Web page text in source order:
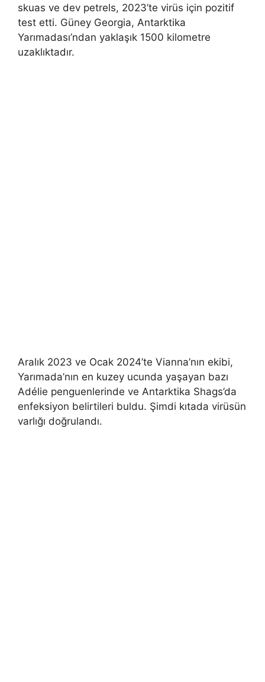
skuas ve dev petrels, 2023’te virüs için pozitif
test etti. Güney Georgia, Antarktika
Yarımadası’ndan yaklaşık 1500 kilometre
uzaklıktadır.
Aralık 2023 ve Ocak 2024’te Vianna’nın ekibi,
Yarımada’nın en kuzey ucunda yaşayan bazı
Adélie penguenlerinde ve Antarktika Shags’da
enfeksiyon belirtileri buldu. Şimdi kıtada virüsün
varlığı doğrulandı.